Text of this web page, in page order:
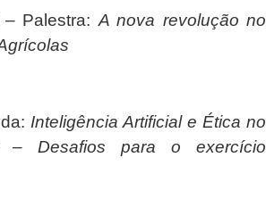
– Palestra: A nova revolução no
Inteligência Artificial e Ética no
– Desafios para o exercício